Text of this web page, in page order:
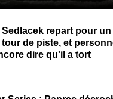
Sedlacek repart pour un
de piste, et
dire qu'il a tort